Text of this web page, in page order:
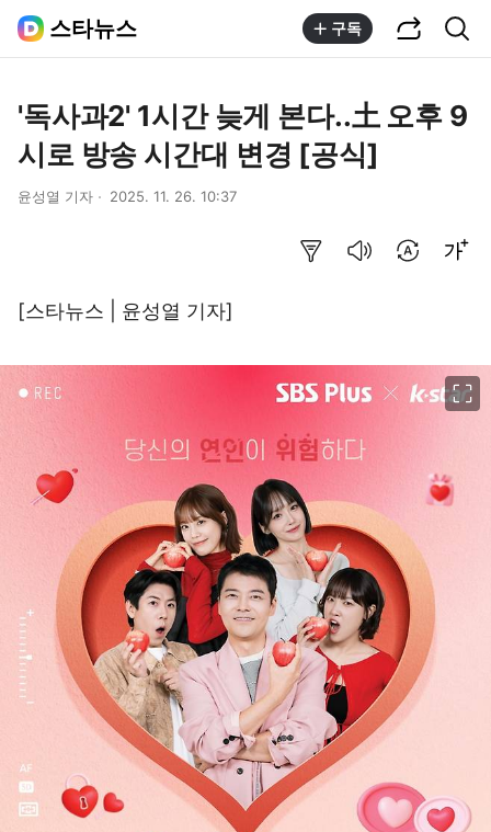
스타뉴스 구독
'독사과2' 1시간 늦게 본다..土 오후 9
시로 방송 시간대 변경 [공식]
윤성열 기자 2025. 11. 26. 10:37
[스타뉴스 | 윤성열 기자]